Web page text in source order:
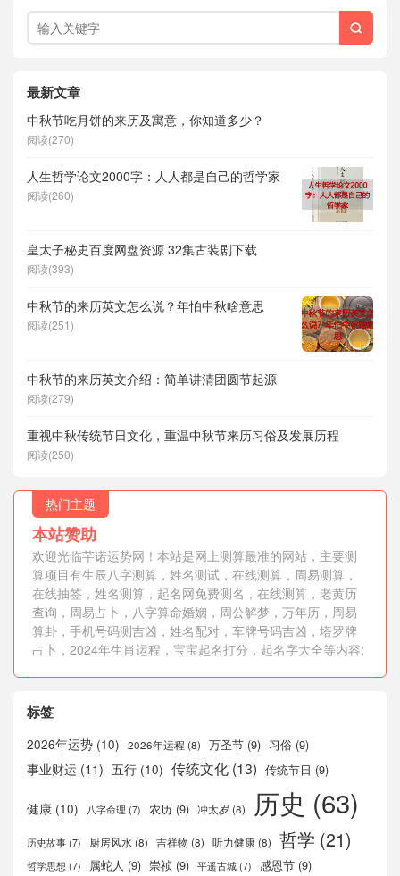

最新文章
中秋节吃月饼的来历及寓意，你知道多少？
阅读(270)
人生哲学论文2000字：人人都是自己的哲学家
阅读(260)
皇太子秘史百度网盘资源 32集古装剧下载
阅读(393)
中秋节的来历英文怎么说？年怕中秋啥意思
阅读(251)
中秋节的来历英文介绍：简单讲清团圆节起源
阅读(279)
重视中秋传统节日文化，重温中秋节来历习俗及发展历程
阅读(250)
热门主题
本站赞助
欢迎光临芊诺运势网！本站是网上测算最准的网站，主要测
算项目有生辰八字测算，姓名测试，在线测算，周易测算，
在线抽签，姓名测算，起名网免费测名，在线测算，老黄历
查询，周易占卜，八字算命婚姻，周公解梦，万年历，周易
算卦，手机号码测吉凶，姓名配对，车牌号码吉凶，塔罗牌
占卜，2024年生肖运程，宝宝起名打分，起名字大全等内容;
标签
2026年运势 (10) 2026年运程 (8) 万圣节 (9) 习俗 (9)
事业财运 (11) 五行 (10) 传统文化 (13) 传统节日 (9)
健康 (10) 八字命理 (7) 农历 (9) 冲太岁 (8) 历史 (63)
历史故事 (7) 厨房风水 (8) 吉祥物 (8) 听力健康(8) 哲学 (21)
哲学思想 (7) 属蛇人 (9) 崇祯 (9) 平遥古城 (7) 感恩节 (9)